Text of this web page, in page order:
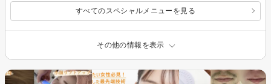
すべてのスペシャルメニューを見る
その他の情報を表示